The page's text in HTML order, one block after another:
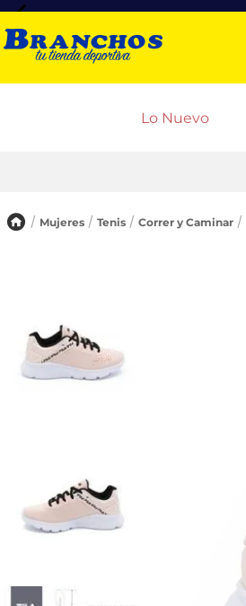
Lo Nuevo
Mujeres Tenis Correr y Caminar